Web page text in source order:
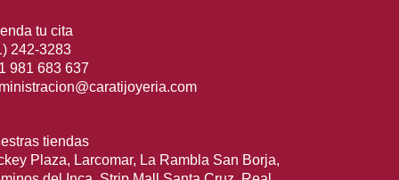
tu cita
242-3283
981 683 637
tiendas
Plaza, Larcomar, La Rambla San Borja,